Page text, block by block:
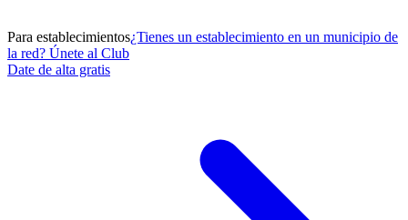
Para establecimientos¿Tienes un establecimiento en un municipio de
la red? Únete al Club
Date de alta gratis